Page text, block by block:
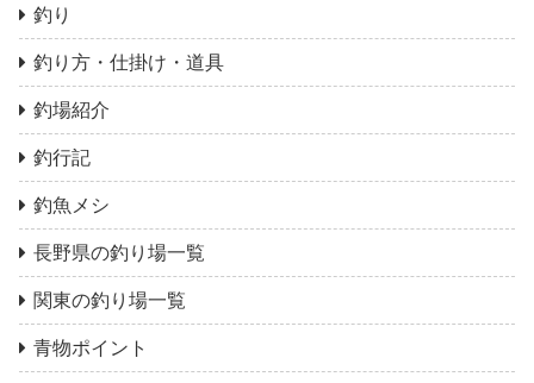
釣り
釣り方・仕掛け・道具
釣場紹介
釣行記
釣魚メシ
長野県の釣り場一覧
関東の釣り場一覧
青物ポイント